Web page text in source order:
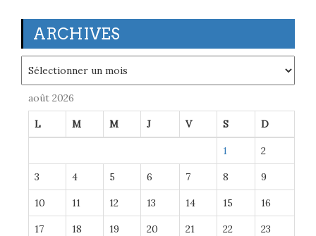
ARCHIVES
août 2026
L M M J V S D
1 2
3 4 5 6 7 8 9
10 11 12 13 14 15 16
17 18 19 20 21 22 23